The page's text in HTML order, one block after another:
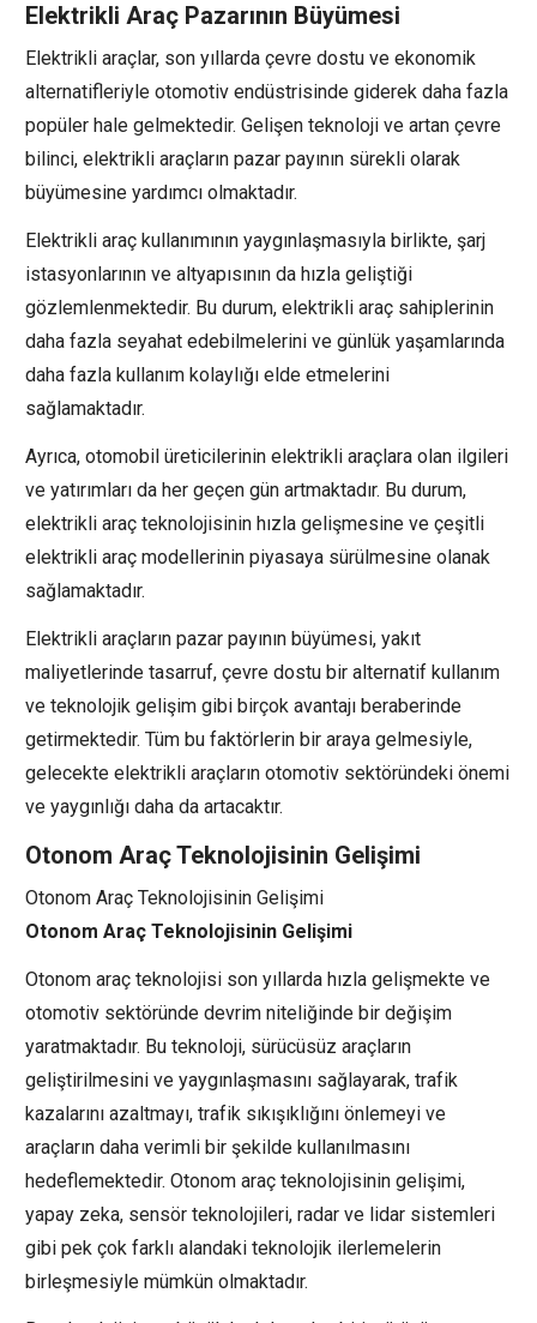
Elektrikli Araç Pazarının Büyümesi
Elektrikli araçlar, son yıllarda çevre dostu ve ekonomik
alternatifleriyle otomotiv endüstrisinde giderek daha fazla
popüler hale gelmektedir. Gelişen teknoloji ve artan çevre
bilinci, elektrikli araçların pazar payının sürekli olarak
büyümesine yardımcı olmaktadır.
Elektrikli araç kullanımının yaygınlaşmasıyla birlikte, şarj
istasyonlarının ve altyapısının da hızla geliştiği
gözlemlenmektedir. Bu durum, elektrikli araç sahiplerinin
daha fazla seyahat edebilmelerini ve günlük yaşamlarında
daha fazla kullanım kolaylığı elde etmelerini
sağlamaktadır.
Ayrıca, otomobil üreticilerinin elektrikli araçlara olan ilgileri
ve yatırımları da her geçen gün artmaktadır. Bu durum,
elektrikli araç teknolojisinin hızla gelişmesine ve çeşitli
elektrikli araç modellerinin piyasaya sürülmesine olanak
sağlamaktadır.
Elektrikli araçların pazar payının büyümesi, yakıt
maliyetlerinde tasarruf, çevre dostu bir alternatif kullanım
ve teknolojik gelişim gibi birçok avantajı beraberinde
getirmektedir. Tüm bu faktörlerin bir araya gelmesiyle,
gelecekte elektrikli araçların otomotiv sektöründeki önemi
ve yaygınlığı daha da artacaktır.
Otonom Araç Teknolojisinin Gelişimi
Otonom Araç Teknolojisinin Gelişimi
Otonom Araç Teknolojisinin Gelişimi
Otonom araç teknolojisi son yıllarda hızla gelişmekte ve
otomotiv sektöründe devrim niteliğinde bir değişim
yaratmaktadır. Bu teknoloji, sürücüsüz araçların
geliştirilmesini ve yaygınlaşmasını sağlayarak, trafik
kazalarını azaltmayı, trafik sıkışıklığını önlemeyi ve
araçların daha verimli bir şekilde kullanılmasını
hedeflemektedir. Otonom araç teknolojisinin gelişimi,
yapay zeka, sensör teknolojileri, radar ve lidar sistemleri
gibi pek çok farklı alandaki teknolojik ilerlemelerin
birleşmesiyle mümkün olmaktadır.